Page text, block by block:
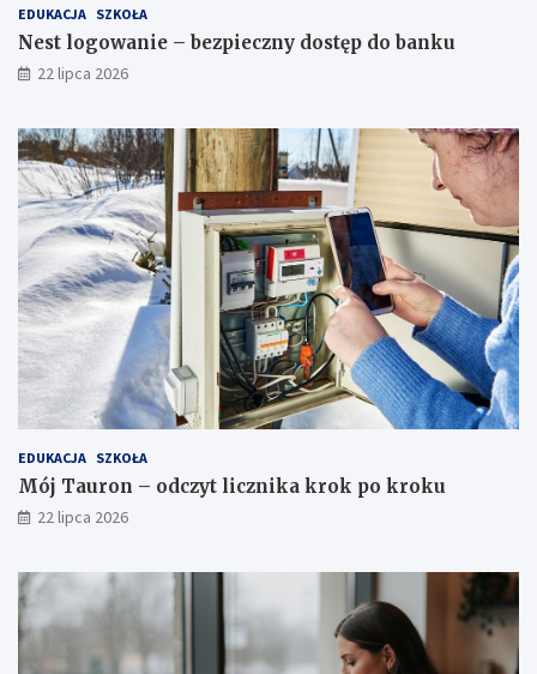
EDUKACJA SZKOŁA
Nest logowanie – bezpieczny dostęp do banku
22 lipca 2026
EDUKACJA SZKOŁA
Mój Tauron – odczyt licznika krok po kroku
22 lipca 2026